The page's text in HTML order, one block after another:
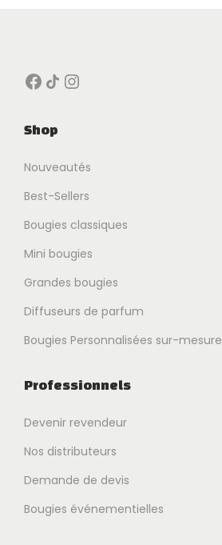
Facebook Icône de partage Instagram
Shop
Nouveautés
Best-Sellers
Bougies classiques
Mini bougies
Grandes bougies
Diffuseurs de parfum
Bougies Personnalisées sur-mesure
Professionnels
Devenir revendeur
Nos distributeurs
Demande de devis
Bougies événementielles